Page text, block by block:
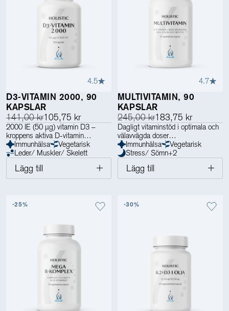
4.5
D3-VITAMIN 2000, 90
KAPSLAR
141,00 kr105,75 kr
2000 IE (50 µg) vitamin D3 –
kroppens aktiva D-vitamin
Immunhälsa
Vegetarisk
Leder/ Muskler/ Skelett
Lägg till
4.7
MULTIVITAMIN, 90
KAPSLAR
245,00 kr183,75 kr
Dagligt vitaminstöd i optimala och
välavvägda doser
Immunhälsa
Vegetarisk
Stress/ Sömn+2
Lägg till
-25% -30%